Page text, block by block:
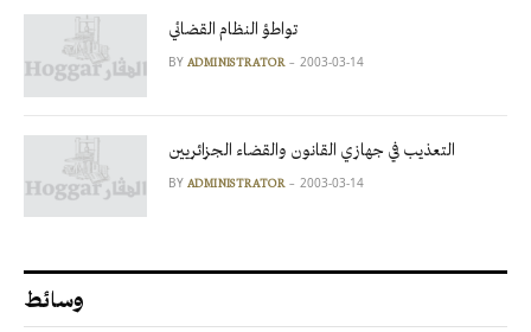
تواطؤ النظام القضائي
BY ADMINISTRATOR 2003-03-14
التعذيب في جهازي القانون والقضاء الجزائريين
BY ADMINISTRATOR 2003-03-14
وسائط